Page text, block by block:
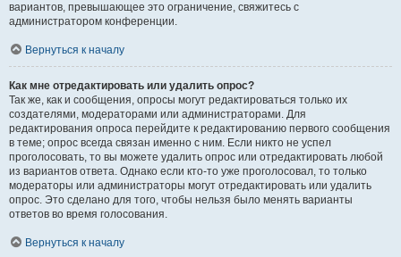
вариантов, превышающее это ограничение, свяжитесь с
администратором конференции.
Вернуться к началу
Как мне отредактировать или удалить опрос?
Так же, как и сообщения, опросы могут редактироваться только их
создателями, модераторами или администраторами. Для
редактирования опроса перейдите к редактированию первого сообщения
в теме; опрос всегда связан именно с ним. Если никто не успел
проголосовать, то вы можете удалить опрос или отредактировать любой
из вариантов ответа. Однако если кто-то уже проголосовал, то только
модераторы или администраторы могут отредактировать или удалить
опрос. Это сделано для того, чтобы нельзя было менять варианты
ответов во время голосования.
Вернуться к началу